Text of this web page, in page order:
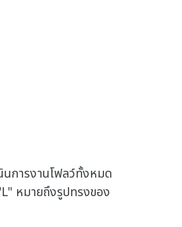
การงานโฟลว์ทั้งหมด
หมายถึงรูปทรงของ